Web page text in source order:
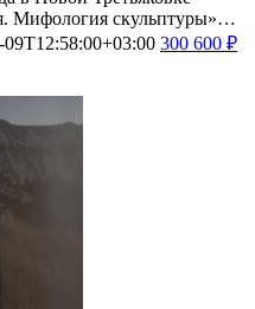
Мифология скульптуры»…
09T12:58:00+03:00 300 600 ₽